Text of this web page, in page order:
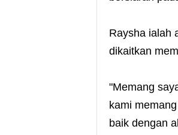
Raysha ialah
dikaitkan
"Memang
kami
baik dengan